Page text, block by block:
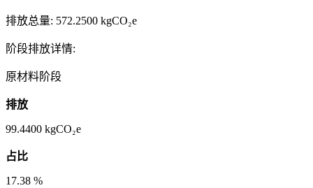
排放总量: 572.2500 kgCO₂e
阶段排放详情:
原材料阶段
排放
99.4400 kgCO₂e
占比
17.38 %